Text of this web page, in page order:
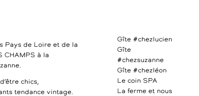
Pays de Loire et de la
CHAMPS à la
chics,
tendance vintage.
Gîte #chezlucien
Gîte
#chezsuzanne
Gîte #chezléon
Le coin SPA
La ferme et nous